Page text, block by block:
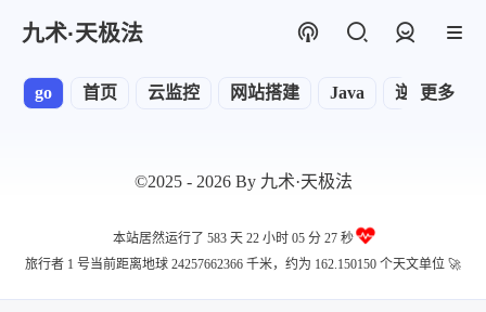
九术·天极法
首页 云监控
go 网站搭建 Java 逆向更多
©2025 - 2026 By 九术·天极法
本站居然运行了 583 天22 小时 05 分 27 秒
旅行者 1 号当前距离地球 24257662366 千米，约为 162.150150 个天文单位 🚀